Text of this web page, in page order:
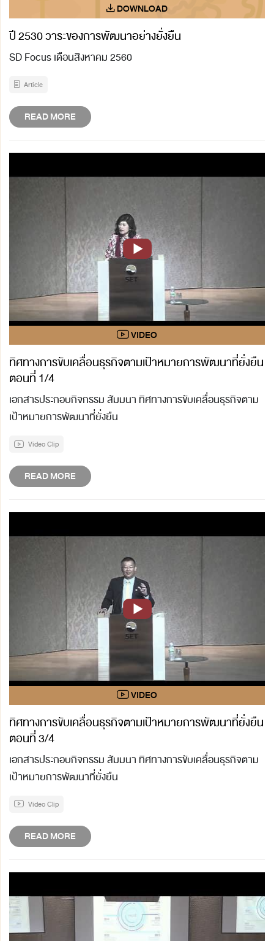
ปี 2530 วาระของการพัฒนาอย่างยั่งยืน
SD Focus เดือนสิงหาคม 2560
Article
READ MORE
ทิศทางการขับเคลื่อนธุรกิจตามเป้าหมายการพัฒนาที่ยั่งยืน
ตอนที่ 1/4
เอกสารประกอบกิจกรรม สัมมนา ทิศทางการขับเคลื่อนธุรกิจตาม
เป้าหมายการพัฒนาที่ยั่งยืน
Video Clip
READ MORE
ทิศทางการขับเคลื่อนธุรกิจตามเป้าหมายการพัฒนาที่ยั่งยืน
ตอนที่ 3/4
เอกสารประกอบกิจกรรม สัมมนา ทิศทางการขับเคลื่อนธุรกิจตาม
เป้าหมายการพัฒนาที่ยั่งยืน
Video Clip
READ MORE